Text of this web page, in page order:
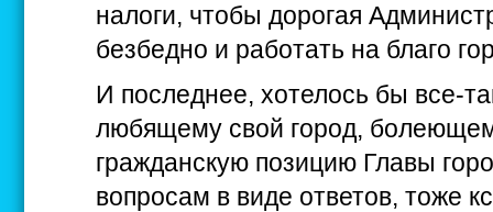
налоги, чтобы дорогая
безбедно и работать на благо
И последнее, хотелось бы все-
любящему свой город,
гражданскую позицию Главы
вопросам в виде ответов, тоже